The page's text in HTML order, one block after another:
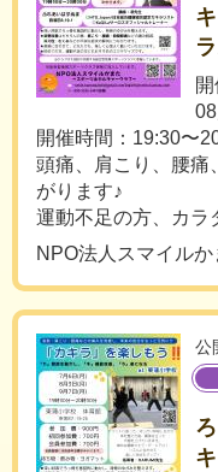
開催時間：19:30〜
頭痛、肩こり、腰痛
がります♪
運動不足の方、カラ
NPO法人スマイルか
公